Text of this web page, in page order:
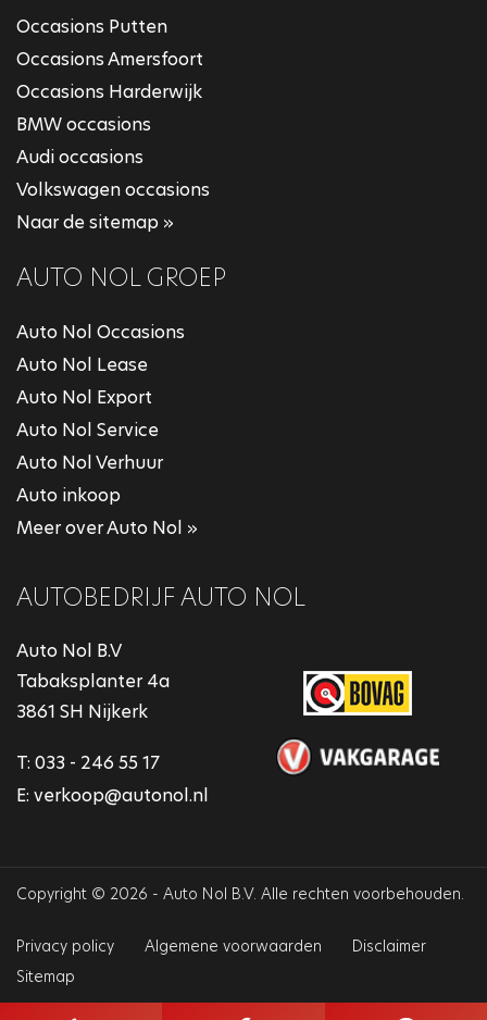
Occasions Putten
Occasions Amersfoort
Occasions Harderwijk
BMW occasions
Audi occasions
Volkswagen occasions
Naar de sitemap »
AUTO NOL GROEP
Auto Nol Occasions
Auto Nol Lease
Auto Nol Export
Auto Nol Service
Auto Nol Verhuur
Auto inkoop
Meer over Auto Nol »
AUTOBEDRIJF AUTO NOL
Auto Nol B.V
Tabaksplanter 4a
3861 SH Nijkerk
T: 033 - 246 55 17
E: verkoop@autonol.nl
Copyright © 2026 - Auto Nol B.V. Alle rechten voorbehouden.
Privacy policy Algemene voorwaarden
Disclaimer
Sitemap